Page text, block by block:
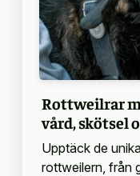
Rottweilrar
vård, skötsel
Upptäck de
rottweilern, från